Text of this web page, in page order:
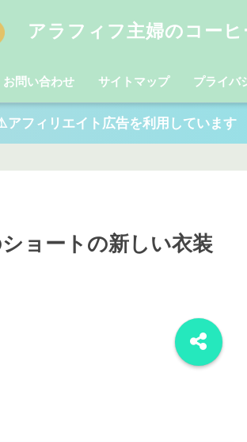
アラフィフ主婦のコーヒ
お問い合わせ サイトマップ プライバ
アフィリエイト広告を利用しています
ョートの新しい衣装